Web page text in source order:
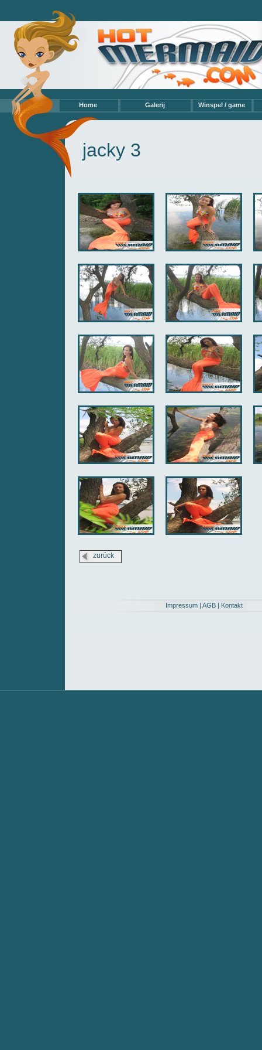
Home
Galerij
Video’s
Hobbyzeemeerminnen
Winspel / game
jacky 3
zurück
Impressum | AGB | Kontakt